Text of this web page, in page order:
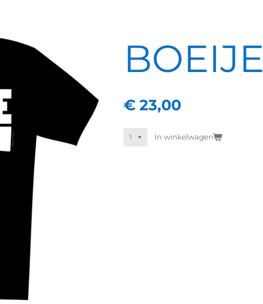
BOEIJE
€ 23,00
In winkelwagen